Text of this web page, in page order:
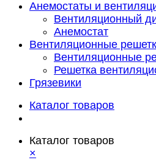
Анемостаты и
Вентиляционный
Анемостат
Вентиляционные
Вентиляционные
Решетка
Грязевики
Каталог товаров
Каталог товаров
×